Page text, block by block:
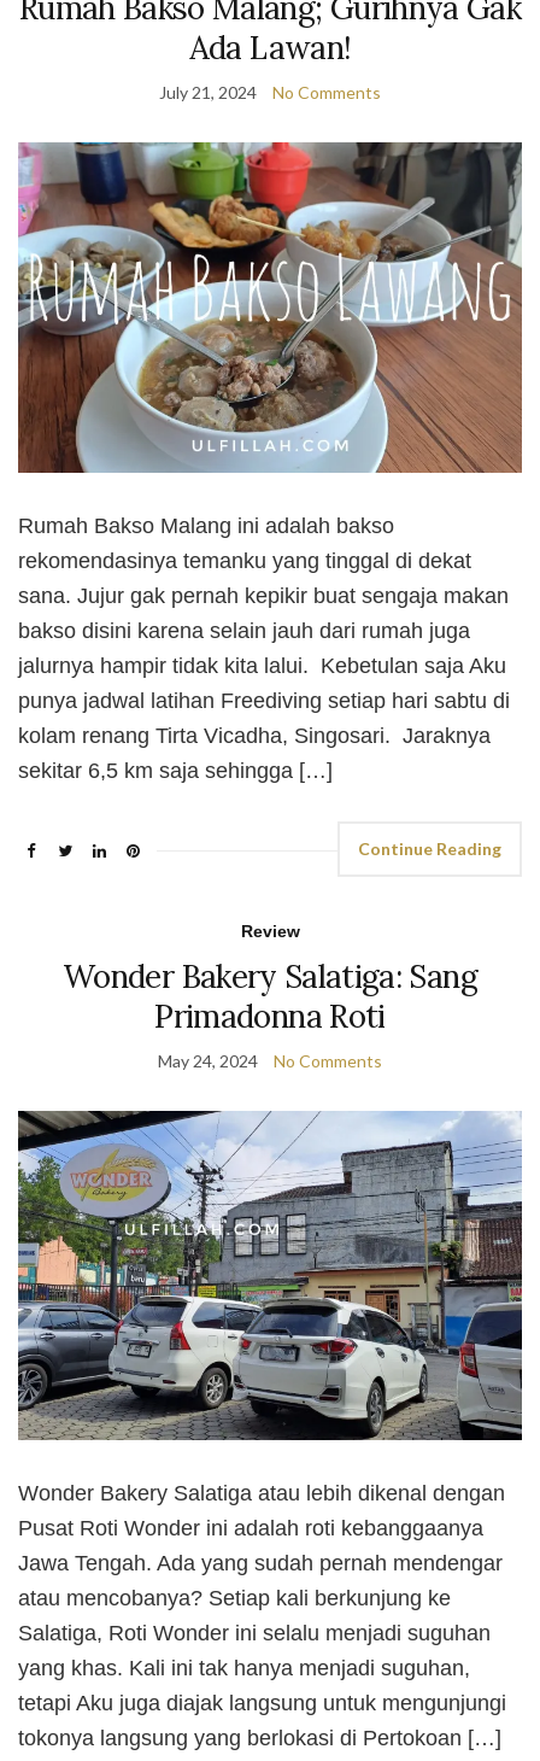
Rumah Bakso Malang; Gurihnya Gak
Ada Lawan!
July 21, 2024 No Comments
Rumah Bakso Malang ini adalah bakso
rekomendasinya temanku yang tinggal di dekat
sana. Jujur gak pernah kepikir buat sengaja makan
bakso disini karena selain jauh dari rumah juga
jalurnya hampir tidak kita lalui. Kebetulan saja Aku
punya jadwal latihan Freediving setiap hari sabtu di
kolam renang Tirta Vicadha, Singosari. Jaraknya
sekitar 6,5 km saja sehingga […]
Continue Reading
Review
Wonder Bakery Salatiga: Sang
Primadonna Roti
May 24, 2024 No Comments
Wonder Bakery Salatiga atau lebih dikenal dengan
Pusat Roti Wonder ini adalah roti kebanggaanya
Jawa Tengah. Ada yang sudah pernah mendengar
atau mencobanya? Setiap kali berkunjung ke
Salatiga, Roti Wonder ini selalu menjadi suguhan
yang khas. Kali ini tak hanya menjadi suguhan,
tetapi Aku juga diajak langsung untuk mengunjungi
tokonya langsung yang berlokasi di Pertokoan […]